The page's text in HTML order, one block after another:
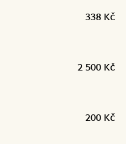
338 Kč
2 500 Kč
200 Kč